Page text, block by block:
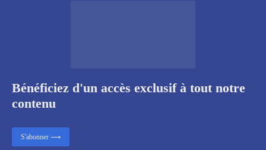
Bénéficiez d'un accès exclusif à tout notre
contenu
S'abonner ⟶